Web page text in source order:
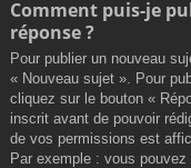
Comment puis-je
réponse ?
Pour publier un nouveau
« Nouveau sujet ». Pour
cliquez sur le bouton «
inscrit avant de pouvoir
de vos permissions est
Par exemple : vous